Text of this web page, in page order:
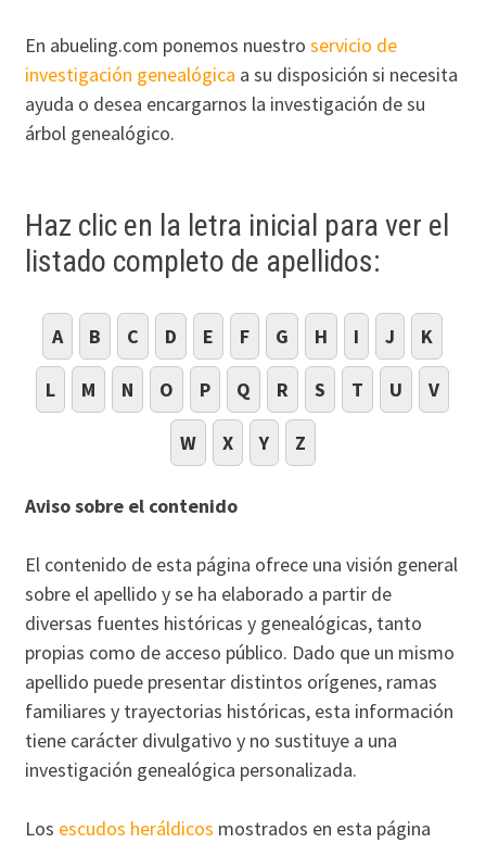
En abueling.com ponemos nuestro servicio de
investigación genealógica a su disposición si necesita
ayuda o desea encargarnos la investigación de su
árbol genealógico.
Haz clic en la letra inicial para ver el
listado completo de apellidos:
A B C D E F G H I J K
L M N O P Q R S T U V
W X Y Z
Aviso sobre el contenido
El contenido de esta página ofrece una visión general
sobre el apellido y se ha elaborado a partir de
diversas fuentes históricas y genealógicas, tanto
propias como de acceso público. Dado que un mismo
apellido puede presentar distintos orígenes, ramas
familiares y trayectorias históricas, esta información
tiene carácter divulgativo y no sustituye a una
investigación genealógica personalizada.
Los escudos heráldicos mostrados en esta página